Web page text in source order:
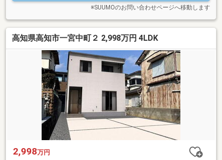
※SUUMOのお問い合わせページへ移動します
高知県高知市一宮中町２ 2,998万円 4LDK
2,998万円